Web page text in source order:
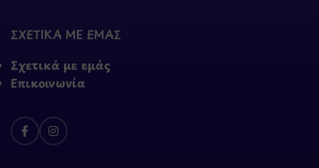
ΣΧΕΤΙΚΑ ΜΕ ΕΜΑΣ
Σχετικά με εμάς
Επικοινωνία